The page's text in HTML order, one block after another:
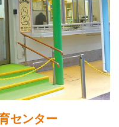
センター